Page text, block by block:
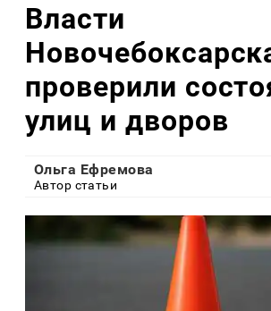
Власти
проверили
улиц и дворов
Ольга Ефремова
Автор статьи